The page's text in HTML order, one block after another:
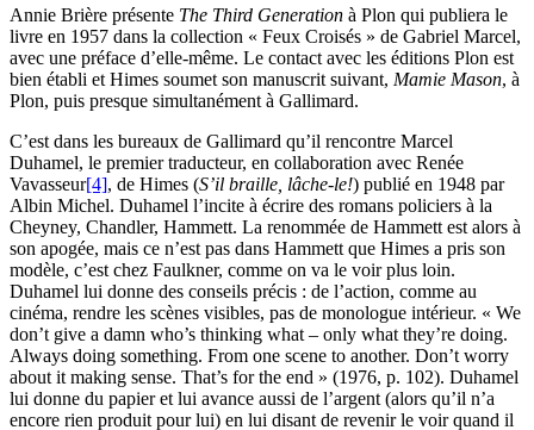
Annie Brière présente The Third Generation à Plon qui publiera le
livre en 1957 dans la collection « Feux Croisés » de Gabriel Marcel,
avec une préface d’elle-même. Le contact avec les éditions Plon est
bien établi et Himes soumet son manuscrit suivant, Mamie Mason, à
Plon, puis presque simultanément à Gallimard.
C’est dans les bureaux de Gallimard qu’il rencontre Marcel
Duhamel, le premier traducteur, en collaboration avec Renée
Vavasseur[4], de Himes (S’il braille, lâche-le!) publié en 1948 par
Albin Michel. Duhamel l’incite à écrire des romans policiers à la
Cheyney, Chandler, Hammett. La renommée de Hammett est alors à
son apogée, mais ce n’est pas dans Hammett que Himes a pris son
modèle, c’est chez Faulkner, comme on va le voir plus loin.
Duhamel lui donne des conseils précis : de l’action, comme au
cinéma, rendre les scènes visibles, pas de monologue intérieur. « We
don’t give a damn who’s thinking what – only what they’re doing.
Always doing something. From one scene to another. Don’t worry
about it making sense. That’s for the end » (1976, p. 102). Duhamel
lui donne du papier et lui avance aussi de l’argent (alors qu’il n’a
encore rien produit pour lui) en lui disant de revenir le voir quand il